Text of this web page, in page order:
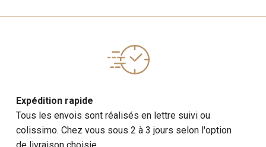
Expédition rapide
Tous les envois sont réalisés en lettre suivi ou
colissimo. Chez vous sous 2 à 3 jours selon l'option